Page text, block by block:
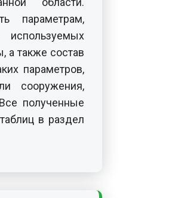
параметрам,
а также состав
параметров,
сооружения,
полученные
в раздел